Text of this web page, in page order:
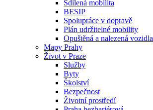
Sdílená mobilita
BESIP
Spolupráce v dopravě
Plán udržitelné mobility
Opuštěná a nalezená vozidla
Mapy Prahy
Život v Praze
Služby
Byty
Školství
Bezpečnost
Životní prostředí